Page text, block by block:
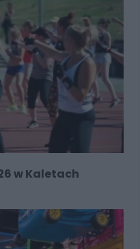
w Kaletach